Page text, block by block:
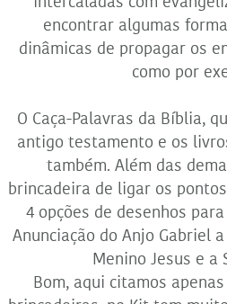
encontrar algumas
dinâmicas de propagar os
como por
O Caça-Palavras da Bíblia,
antigo testamento e os
também. Além das
brincadeira de ligar os
4 opções de desenhos
Anunciação do Anjo Gabriel
Menino Jesus e a
Bom, aqui citamos